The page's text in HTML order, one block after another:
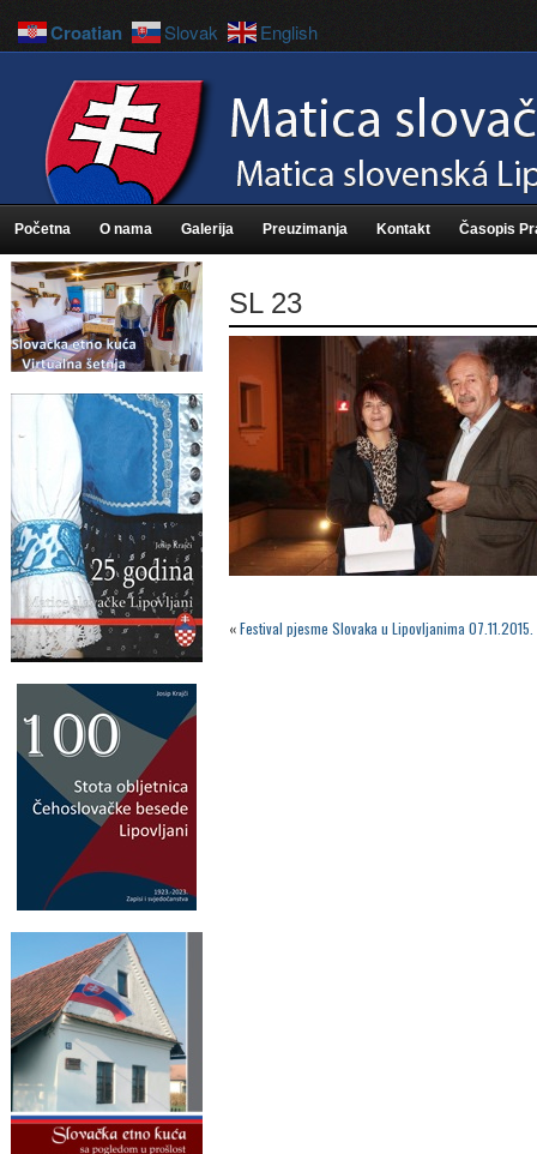
Početna O nama Galerija Preuzimanja Kontakt Časopis
SL 23
«Festival pjesme Slovaka u Lipovljanima 07.11.2015.
Croatian Slovak English